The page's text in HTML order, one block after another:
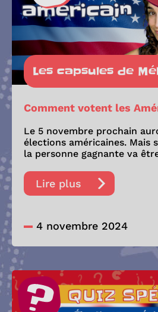
Les capsules de
Comment votent les
Le 5 novembre prochain
élections américaines. Mais
la personne gagnante va
Lire plus
4 novembre 2024